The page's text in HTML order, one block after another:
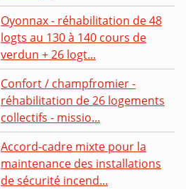
Oyonnax - réhabilitation de 48
logts au 130 à 140 cours de
verdun + 26 logt...
Confort / champfromier -
réhabilitation de 26 logements
collectifs - missio...
Accord-cadre mixte pour la
maintenance des installations
de sécurité incend...